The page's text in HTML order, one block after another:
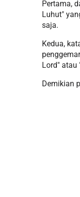
Pertama,
Luhut"
saja.
Kedua,
Lord" atau
Demikian